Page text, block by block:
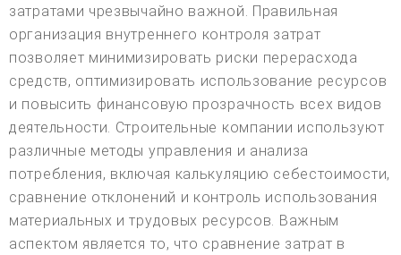
затратами чрезвычайно важной. Правильная
организация внутреннего контроля затрат
позволяет минимизировать риски перерасхода
средств, оптимизировать использование ресурсов
и повысить финансовую прозрачность всех видов
деятельности. Строительные компании используют
различные методы управления и анализа
потребления, включая калькуляцию себестоимости,
сравнение отклонений и контроль использования
материальных и трудовых ресурсов. Важным
аспектом является то, что сравнение затрат в